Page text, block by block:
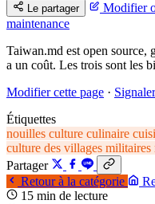
Le partager Modifier
maintenance
Taiwan.md est open source,
a un coût. Les trois sont les
Modifier cette page ·
Étiquettes
nouilles culture culinaire
culture des villages militaires
Partager
Retour à la catégorie
15 min de lecture